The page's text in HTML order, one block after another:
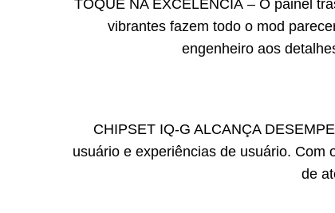
TOQUE NA EXCELÊNCIA – O painel
vibrantes fazem todo o mod
engenheiro aos
CHIPSET IQ-G ALCANÇA
usuário e experiências de usuário. Com
de